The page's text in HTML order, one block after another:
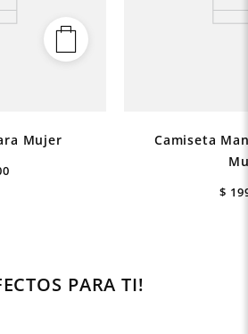
Mujer
Camiseta
$
PARA TI!